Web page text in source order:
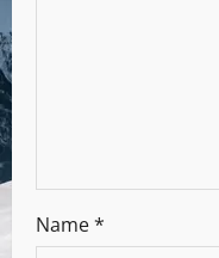
Name*